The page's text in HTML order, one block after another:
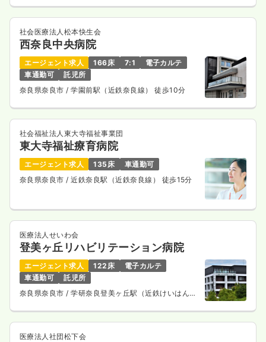
社会医療法人松本快生会
西奈良中央病院
エージェント求人 166床 7:1
電子カルテ
車通勤可
託児所
奈良県奈良市/ 学園前駅（近鉄奈良線） 徒歩10分
社会福祉法人東大寺福祉事業団
東大寺福祉療育病院
エージェント求人 135床
車通勤可
奈良県奈良市 / 近鉄奈良駅（近鉄奈良線） 徒歩15分
医療法人せいわ会
登美ヶ丘リハビリテーション病院
エージェント求人 122床
電子カルテ
車通勤可
託児所
奈良県奈良市/ 学研奈良登美ヶ丘駅（近鉄けいはんな
医療法人社団松下会